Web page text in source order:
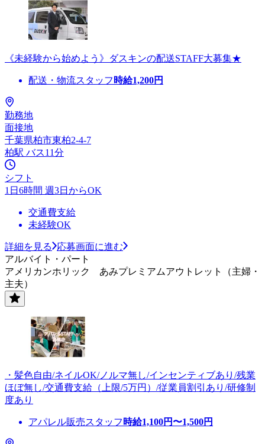
《未経験から始めよう》ダスキンの配送STAFF大募集★
配送・物流スタッフ 時給1,200円
勤務地
面接地
千葉県柏市東柏2-4-7
柏駅 バス11分
シフト
1日6時間 週3日からOK
交通費支給
未経験OK
詳細を見る
応募画面に進む
アルバイト・パート
アメリカンホリック あみプレミアムアウトレット（主婦・
主夫）
・髪色自由/ネイルOK/ノルマ無し/インセンティブあり/残業
ほぼ無し/交通費支給（上限/5万円）/従業員割引あり/研修制
度あり
アパレル販売スタッフ 時給1,100円〜1,500円